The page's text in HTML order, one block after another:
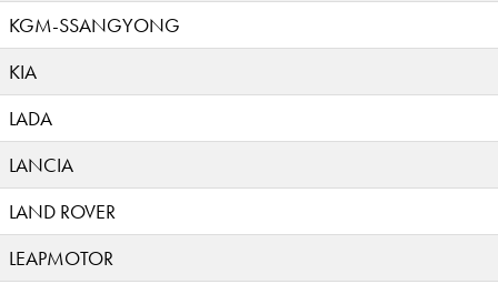
KGM-SSANGYONG
KIA
LADA
LANCIA
LAND ROVER
LEAPMOTOR